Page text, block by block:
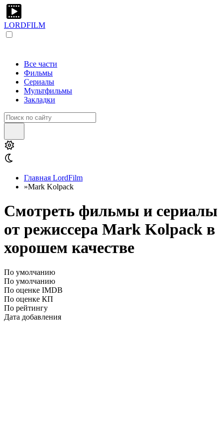
LORDFILM
Все части
Фильмы
Сериалы
Мультфильмы
Закладки
Главная LordFilm
»Mark Kolpack
Смотреть фильмы и сериалы
от режиссера Mark Kolpack в
хорошем качестве
По умолчанию
По умолчанию
По оценке IMDB
По оценке КП
По рейтингу
Дата добавления